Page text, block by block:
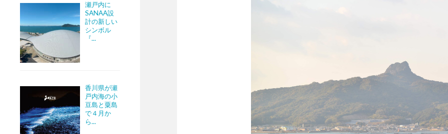
瀬戸内に
SANAA設
計の新しい
シンボル
『...
香川県が瀬
戸内海の小
豆島と粟島
で４月か
ら...